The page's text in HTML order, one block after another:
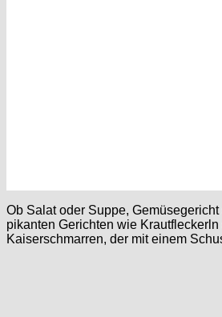
Ob Salat oder Suppe,
pikanten Gerichten wie
Kaiserschmarren, der mit einem